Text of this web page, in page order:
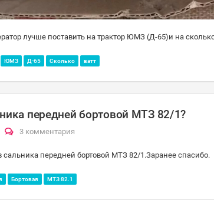
лучше поставить на трактор ЮМЗ (Д-65)и на
ЮМЗ Д-65 Сколько ватт
передней бортовой МТЗ 82/1?
3 комментария
передней бортовой МТЗ 82/1.Заранее спасибо.
Бортовая МТЗ 82.1